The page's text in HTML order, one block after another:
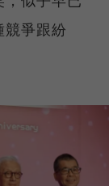
爭跟紛